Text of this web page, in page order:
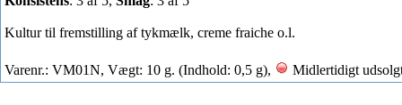
Kultur til fremstilling af tykmælk, creme fraiche o.l.
Varenr.: VM01N, Vægt: 10 g. (Indhold: 0,5 g), Midlertidigt